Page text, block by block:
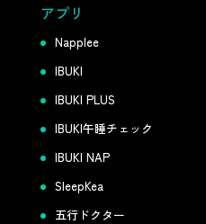
アプリ
Napplee
IBUKI
IBUKI PLUS
IBUKI午睡チェック
IBUKI NAP
SleepKea
五行ドクター